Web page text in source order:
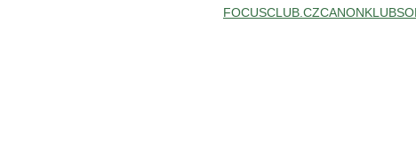
FOCUSCLUB.CZCANONKLUB